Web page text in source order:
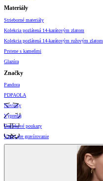
Materiály
Strieborné materiály
Kolekcia pozlátená 14-karátovým zlatom
Kolekcia pozlátená 14-karátovým ružovým zlatom
Prstene s kameňmi
Glazúra
Značky
Pandora
PDPAOLA
Novinky
Výpredaj
Darčekové poukazy
Vzory pre gravírovanie